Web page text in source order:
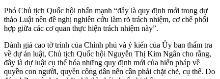
Phó Chủ tịch Quốc hội nhấn mạnh “đây là quy định mới trong dự
thảo Luật nên đề nghị nghiên cứu làm rõ trách nhiệm, cơ chế phối
hợp giữa các cơ quan thực hiện trách nhiệm này”.
Đánh giá cao tờ trình của Chính phủ và ý kiến của Ủy ban thẩm tra
về dự án luật, Chủ tịch Quốc hội Nguyễn Thị Kim Ngân cho rằng,
đây là dự luật cụ thể hóa những quy định mới của hiến pháp về
quyền con người, quyền công dân nên cần phải chặt chẽ, cụ thể. Do